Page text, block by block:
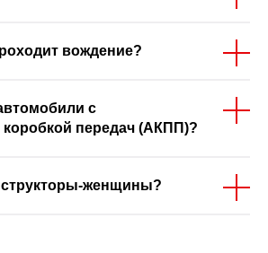
вождение?
с
коробкой передач (АКПП)?
женщины?